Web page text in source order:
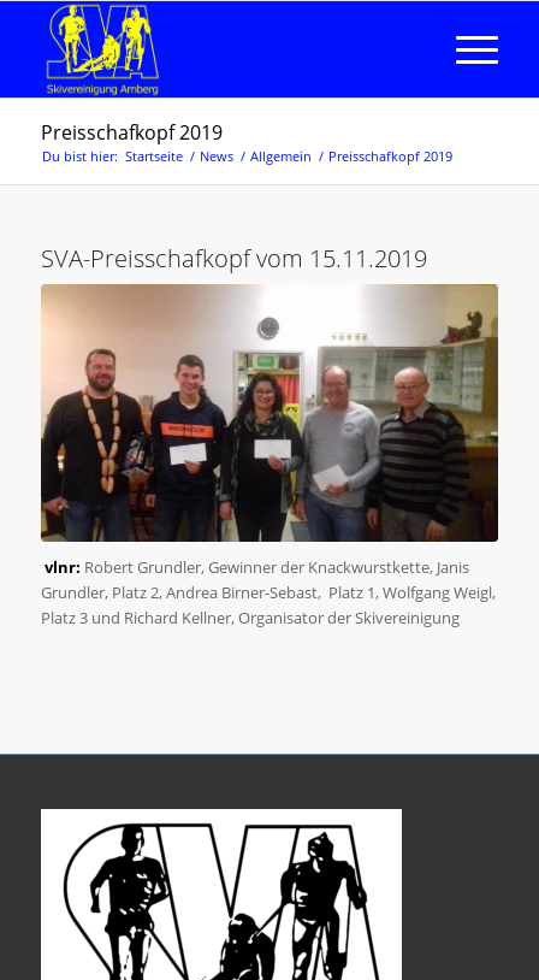
Preisschafkopf 2019
Du bist hier: Startseite / News / Allgemein / Preisschafkopf 2019
SVA-Preisschafkopf vom 15.11.2019
vlnr: Robert Grundler, Gewinner der Knackwurstkette, Janis
Grundler, Platz 2, Andrea Birner-Sebast, Platz 1, Wolfgang Weigl,
Platz 3 und Richard Kellner, Organisator der Skivereinigung